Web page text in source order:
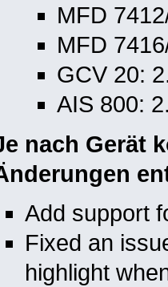
MFD
MFD
GCV 20:
AIS 800:
nach Gerät
Add support
Fixed an
highlight